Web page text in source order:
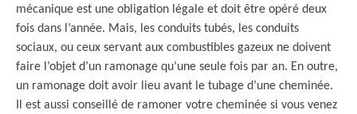
mécanique est une obligation légale et doit être opéré deux
fois dans l’année. Mais, les conduits tubés, les conduits
sociaux, ou ceux servant aux combustibles gazeux ne doivent
faire l’objet d’un ramonage qu’une seule fois par an. En outre,
un ramonage doit avoir lieu avant le tubage d’une cheminée.
Il est aussi conseillé de ramoner votre cheminée si vous venez